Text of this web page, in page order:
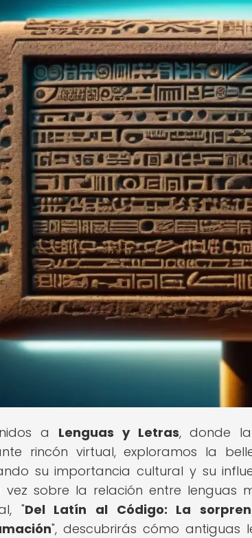
a Lenguas y Letras, donde
rincón virtual, exploramos la
su importancia cultural y su
vez sobre la relación entre lenguas
"Del Latín al Código: La
", descubrirás cómo antiguas